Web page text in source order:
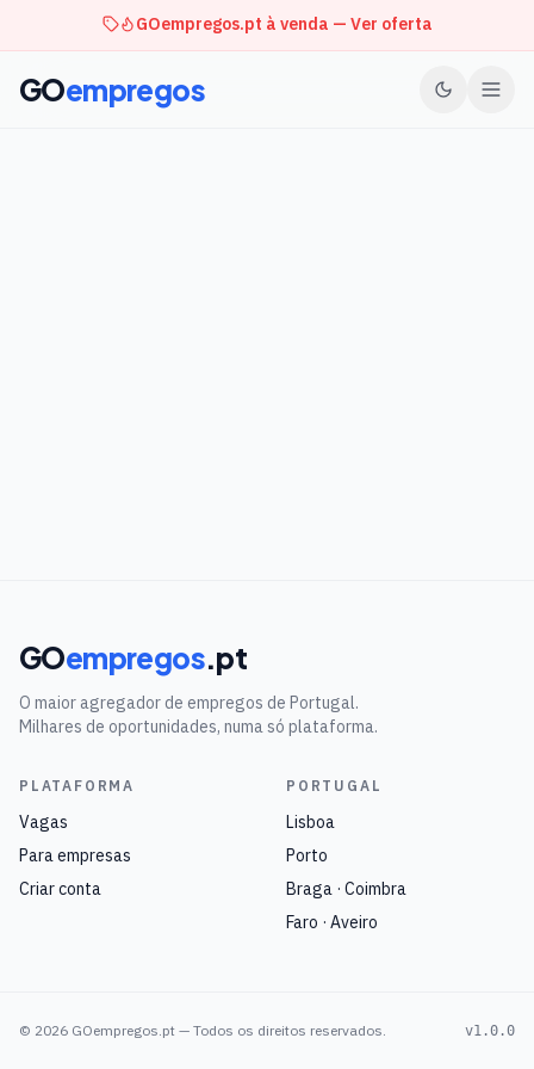
GOempregos.pt à venda — Ver oferta
GOempregos
GOempregos.pt
O maior agregador de empregos de Portugal.
Milhares de oportunidades, numa só plataforma.
PLATAFORMA
Vagas
Para empresas
Criar conta
PORTUGAL
Lisboa
Porto
Braga · Coimbra
Faro · Aveiro
© 2026 GOempregos.pt — Todos os direitos reservados. v1.0.0